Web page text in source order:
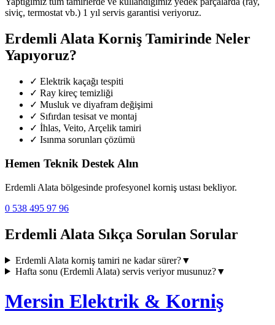
siviç, termostat vb.) 1 yıl servis garantisi veriyoruz.
Erdemli Alata Korniş Tamirinde Neler
Yapıyoruz?
✓ Elektrik kaçağı tespiti
✓ Ray kireç temizliği
✓ Musluk ve diyafram değişimi
✓ Sıfırdan tesisat ve montaj
✓ İhlas, Veito, Arçelik tamiri
✓ Isınma sorunları çözümü
Hemen Teknik Destek Alın
Erdemli Alata bölgesinde profesyonel korniş ustası bekliyor.
0 538 495 97 96
Erdemli Alata Sıkça Sorulan Sorular
Erdemli Alata korniş tamiri ne kadar sürer?▼
Hafta sonu (Erdemli Alata) servis veriyor musunuz?▼
Mersin Elektrik & Korniş